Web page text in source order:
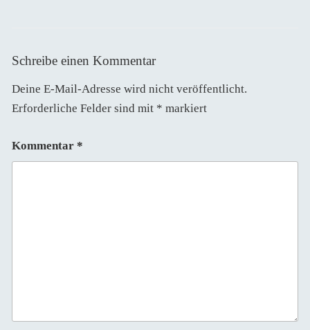
Schreibe einen Kommentar
Deine E-Mail-Adresse wird nicht veröffentlicht.
Erforderliche Felder sind mit * markiert
Kommentar *